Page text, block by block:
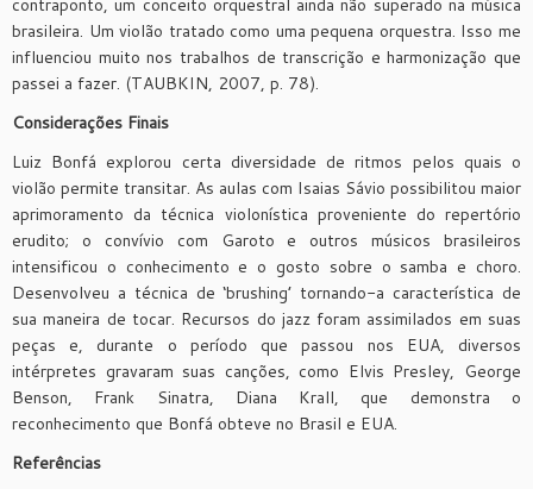
contraponto, um conceito orquestral ainda não superado na música
brasileira. Um violão tratado como uma pequena orquestra. Isso me
influenciou muito nos trabalhos de transcrição e harmonização que
passei a fazer. (TAUBKIN, 2007, p. 78).
Considerações Finais
Luiz Bonfá explorou certa diversidade de ritmos pelos quais o
violão permite transitar. As aulas com Isaias Sávio possibilitou maior
aprimoramento da técnica violonística proveniente do repertório
erudito; o convívio com Garoto e outros músicos brasileiros
intensificou o conhecimento e o gosto sobre o samba e choro.
Desenvolveu a técnica de ‘brushing’ tornando-a característica de
sua maneira de tocar. Recursos do jazz foram assimilados em suas
peças e, durante o período que passou nos EUA, diversos
intérpretes gravaram suas canções, como Elvis Presley, George
Benson, Frank Sinatra, Diana Krall, que demonstra o
reconhecimento que Bonfá obteve no Brasil e EUA.
Referências